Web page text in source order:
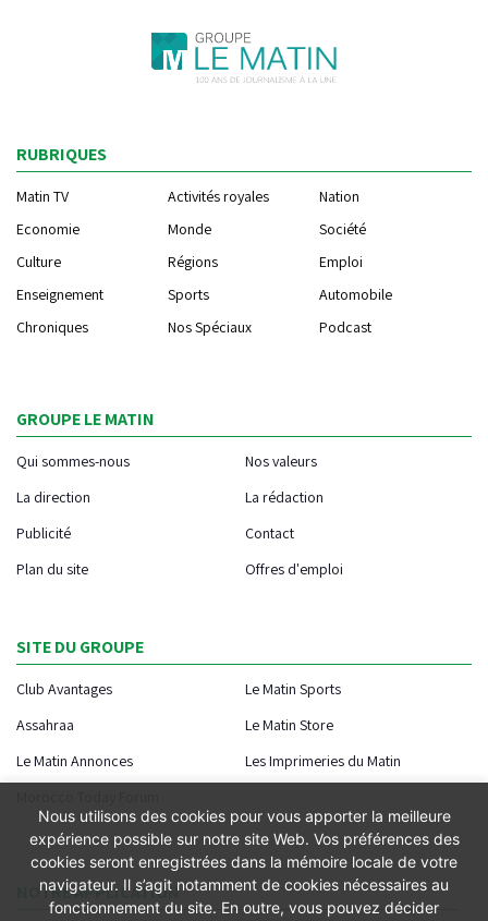
RUBRIQUES
Matin TV Activités royales
Nation
Economie
Monde
Société
Culture
Régions
Emploi
Enseignement
Sports
Automobile
Chroniques
Nos Spéciaux Podcast
GROUPE LE MATIN
Qui sommes-nous
Nos valeurs
La direction
La rédaction
Publicité
Contact
Plan du site
Offres d'emploi
SITE DU GROUPE
Club Avantages
Le Matin Sports
Assahraa
Le Matin Store
Le Matin Annonces
Les Imprimeries du Matin
NOTRE APPLICATION
Nous utilisons des cookies pour vous apporter la meilleure
expérience possible sur notre site Web. Vos préférences des
cookies seront enregistrées dans la mémoire locale de votre
navigateur. Il s’agit notamment de cookies nécessaires au
fonctionnement du site. En outre, vous pouvez décider